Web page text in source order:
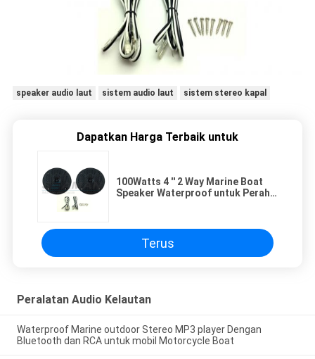
speaker audio laut sistem audio laut sistem stereo kapal
Dapatkan Harga Terbaik untuk
100Watts 4 '' 2 Way Marine Boat
Speaker Waterproof untuk Perahu
Terus
Peralatan Audio Kelautan
Waterproof Marine outdoor Stereo MP3 player Dengan
Bluetooth dan RCA untuk mobil Motorcycle Boat